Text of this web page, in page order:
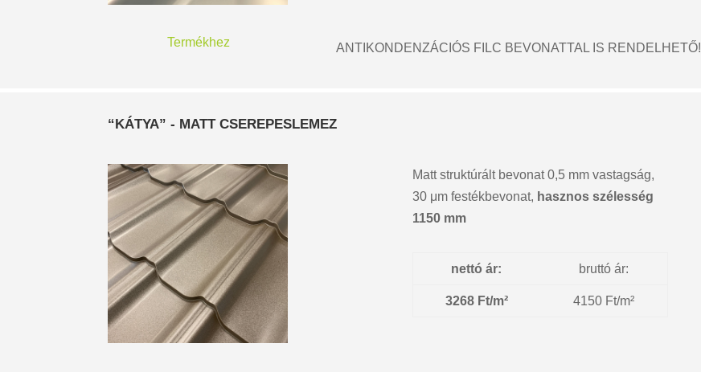
Termékhez ANTIKONDENZÁCIÓS FILC BEVONATTAL IS RENDELHETŐ!
“KÁTYA” - MATT CSEREPESLEMEZ
Matt struktúrált bevonat 0,5 mm vastagság,
30 μm festékbevonat, hasznos szélesség
1150 mm
nettó ár: bruttó ár:
3268 Ft/m² 4150 Ft/m²